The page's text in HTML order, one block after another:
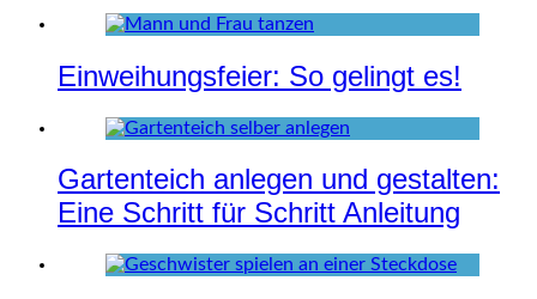
Einweihungsfeier: So gelingt es!
Gartenteich anlegen und gestalten:
Eine Schritt für Schritt Anleitung